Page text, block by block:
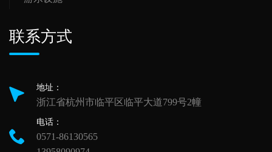
联系方式
地址：
浙江省杭州市临平区临平大道799号2幢
电话：
0571-86130565